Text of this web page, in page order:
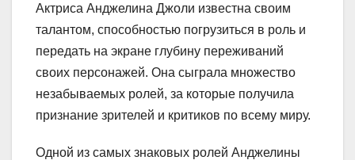
Актриса Анджелина Джоли известна своим
талантом, способностью погрузиться в роль и
передать на экране глубину переживаний
своих персонажей. Она сыграла множество
незабываемых ролей, за которые получила
признание зрителей и критиков по всему миру.
Одной из самых знаковых ролей Анджелины